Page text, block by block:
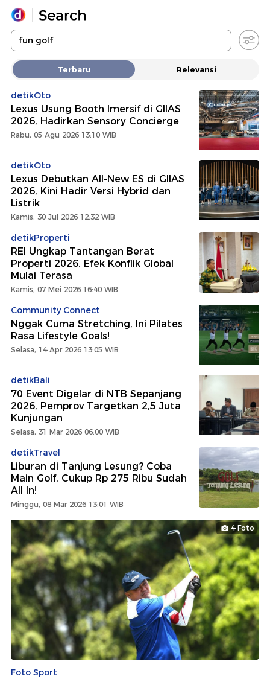
Yang sedang ramai dicari
Loading...
Promoted
Terakhir yang dicari
Terbaru Relevansi
detikOto
Lexus Usung Booth Imersif di GIIAS
2026, Hadirkan Sensory Concierge
Rabu, 05 Agu 2026 13:10 WIB
detikOto
Lexus Debutkan All-New ES di GIIAS
2026, Kini Hadir Versi Hybrid dan
Listrik
Kamis, 30 Jul 2026 12:32 WIB
detikProperti
REI Ungkap Tantangan Berat
Properti 2026, Efek Konflik Global
Mulai Terasa
Kamis, 07 Mei 2026 16:40 WIB
Community Connect
Nggak Cuma Stretching, Ini Pilates
Rasa Lifestyle Goals!
Selasa, 14 Apr 2026 13:05 WIB
detikBali
70 Event Digelar di NTB Sepanjang
2026, Pemprov Targetkan 2,5 Juta
Kunjungan
Selasa, 31 Mar 2026 06:00 WIB
detikTravel
Liburan di Tanjung Lesung? Coba
Main Golf, Cukup Rp 275 Ribu Sudah
All In!
Minggu, 08 Mar 2026 13:01 WIB
4 Foto
Foto Sport